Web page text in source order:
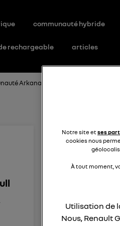
communauté hybride
rechargeable articles
Arkana E-Tech full hybrid
kms
bonjour
Je roulais
Notre site etses
cookies nous
À tout moment,
Utilisation de
Nous, Renault